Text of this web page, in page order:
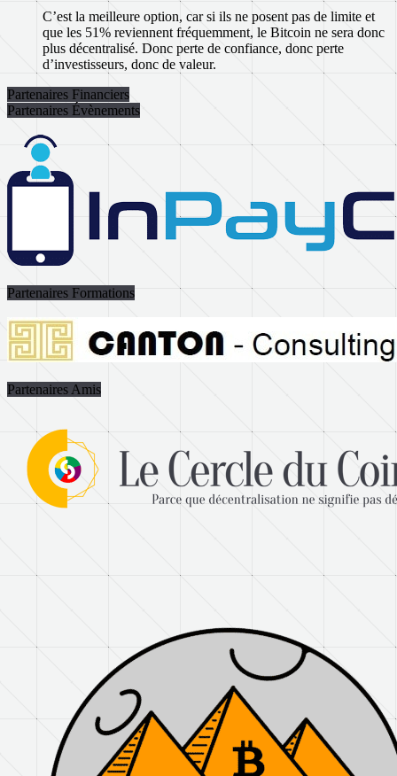
C’est la meilleure option, car si ils ne posent pas de limite et
que les 51% reviennent fréquemment, le Bitcoin ne sera donc
plus décentralisé. Donc perte de confiance, donc perte
d’investisseurs, donc de valeur.
Partenaires Financiers
Partenaires Évènements
Partenaires Formations
Partenaires Amis